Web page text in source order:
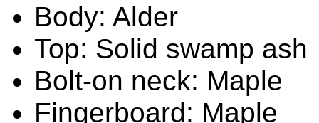
Body: Alder
Top: Solid swamp ash
Bolt-on neck: Maple
Fingerboard: Maple